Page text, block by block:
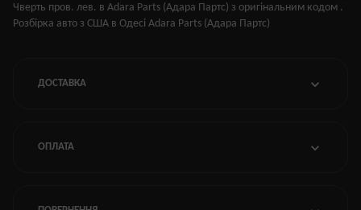
Чверть пров. лев. в Adara Parts (Адара Партс) з оригінальним кодом .
Розбірка авто з США в Одесі Adara Parts (Адара Партс)
ДОСТАВКА
ОПЛАТА